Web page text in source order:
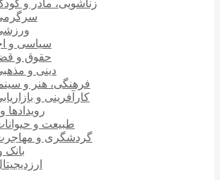
زناشویی، مادر و
سیاسی و
حقوق و
دینی و
فرهنگی، هنر و
کارآفرینی و
رویدادها
طبیعت و
گردشگری و